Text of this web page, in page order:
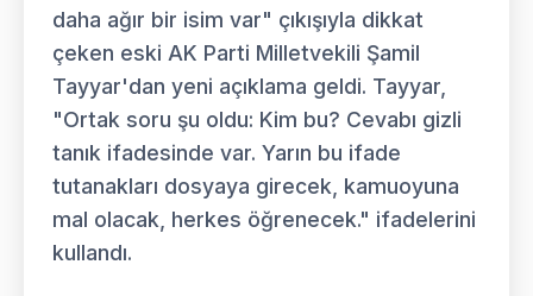
daha ağır bir isim var" çıkışıyla dikkat
çeken eski AK Parti Milletvekili Şamil
Tayyar'dan yeni açıklama geldi. Tayyar,
"Ortak soru şu oldu: Kim bu? Cevabı gizli
tanık ifadesinde var. Yarın bu ifade
tutanakları dosyaya girecek, kamuoyuna
mal olacak, herkes öğrenecek." ifadelerini
kullandı.